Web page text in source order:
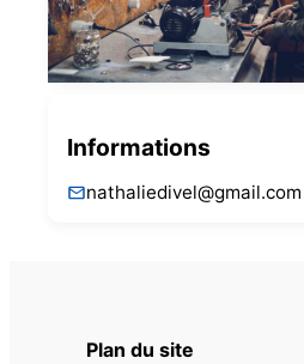
Informations
nathaliedivel@gmail.com
Plan du site